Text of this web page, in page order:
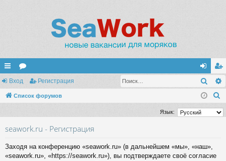
с
ы
и
ор
ум
хо
д
ег
ис
тр
Вход Регистрация
Список форумов
и
Язык:
seawork.ru - Регистрация
Заходя на конференцию «seawork.ru» (в дальнейшем «мы», «наш»,
«seawork.ru», «https://seawork.ru»), вы подтверждаете своё согласие